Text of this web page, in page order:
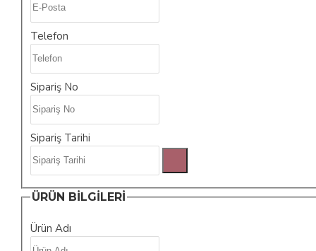
Telefon
Sipariş No
Sipariş Tarihi
ÜRÜN BILGILERI
Ürün Adı